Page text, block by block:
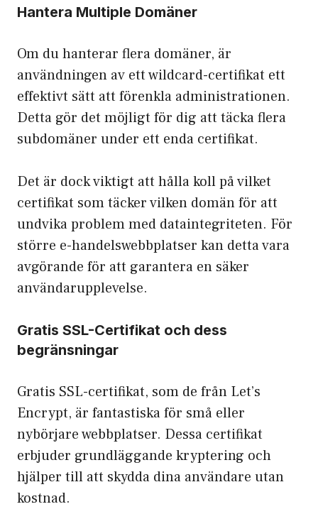
Hantera Multiple Domäner
Om du hanterar flera domäner, är
användningen av ett wildcard-certifikat ett
effektivt sätt att förenkla administrationen.
Detta gör det möjligt för dig att täcka flera
subdomäner under ett enda certifikat.
Det är dock viktigt att hålla koll på vilket
certifikat som täcker vilken domän för att
undvika problem med dataintegriteten. För
större e-handelswebbplatser kan detta vara
avgörande för att garantera en säker
användarupplevelse.
Gratis SSL-Certifikat och dess
begränsningar
Gratis SSL-certifikat, som de från Let’s
Encrypt, är fantastiska för små eller
nybörjare webbplatser. Dessa certifikat
erbjuder grundläggande kryptering och
hjälper till att skydda dina användare utan
kostnad.